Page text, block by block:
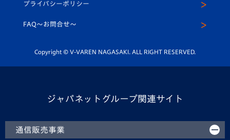
平和祈念活動
ホームタウン活動
スクール
公式LINE＠
プライバシーポリシー
FAQ〜お問合せ〜
Copyright © V-VAREN NAGASAKI. ALL RIGHT RESERVED.
ジャパネットグループ関連サイト
通信販売事業